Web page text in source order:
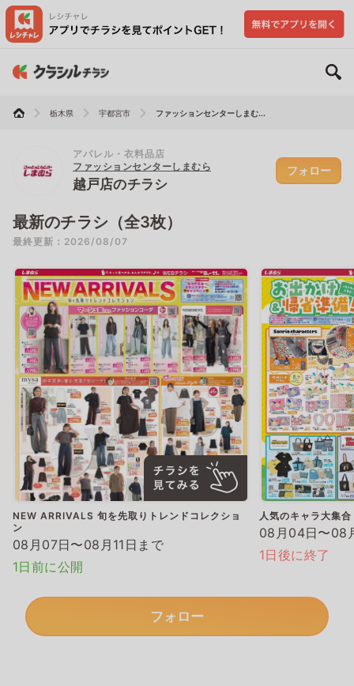
栃木県 宇都宮市 ファッションセンターしまむ...
アパレル・衣料品店
ファッションセンターしまむら
越戸店のチラシ
フォロー
最新のチラシ（全3枚）
最終更新：2026/08/07
NEW ARRIVALS 旬を先取りトレンドコレクショ
ン
08月07日〜08月11日まで
1日前に公開
人気のキャラ大集
08月04日〜08
1日後に終了
フォロー